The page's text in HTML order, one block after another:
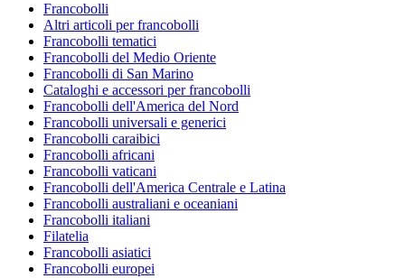
Francobolli
Altri articoli per francobolli
Francobolli tematici
Francobolli del Medio Oriente
Francobolli di San Marino
Cataloghi e accessori per francobolli
Francobolli dell'America del Nord
Francobolli universali e generici
Francobolli caraibici
Francobolli africani
Francobolli vaticani
Francobolli dell'America Centrale e Latina
Francobolli australiani e oceaniani
Francobolli italiani
Filatelia
Francobolli asiatici
Francobolli europei